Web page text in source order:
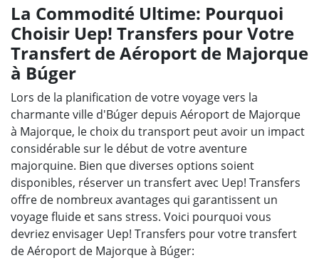
La Commodité Ultime: Pourquoi
Choisir Uep! Transfers pour Votre
Transfert de Aéroport de Majorque
à Búger
Lors de la planification de votre voyage vers la
charmante ville d'Búger depuis Aéroport de Majorque
à Majorque, le choix du transport peut avoir un impact
considérable sur le début de votre aventure
majorquine. Bien que diverses options soient
disponibles, réserver un transfert avec Uep! Transfers
offre de nombreux avantages qui garantissent un
voyage fluide et sans stress. Voici pourquoi vous
devriez envisager Uep! Transfers pour votre transfert
de Aéroport de Majorque à Búger: